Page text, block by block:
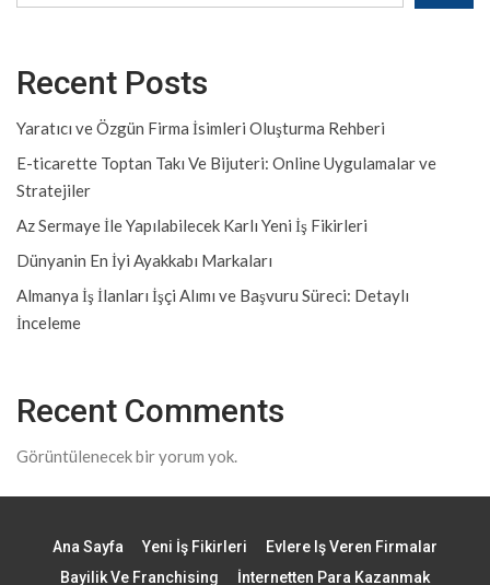
Recent Posts
Yaratıcı ve Özgün Firma İsimleri Oluşturma Rehberi
E-ticarette Toptan Takı Ve Bijuteri: Online Uygulamalar ve
Stratejiler
Az Sermaye İle Yapılabilecek Karlı Yeni İş Fikirleri
Dünyanin En İyi Ayakkabı Markaları
Almanya İş İlanları İşçi Alımı ve Başvuru Süreci: Detaylı
İnceleme
Recent Comments
Görüntülenecek bir yorum yok.
Ana Sayfa Yeni İş Fikirleri
Evlere Iş Veren Firmalar
Bayilik Ve Franchising
İnternetten Para Kazanmak